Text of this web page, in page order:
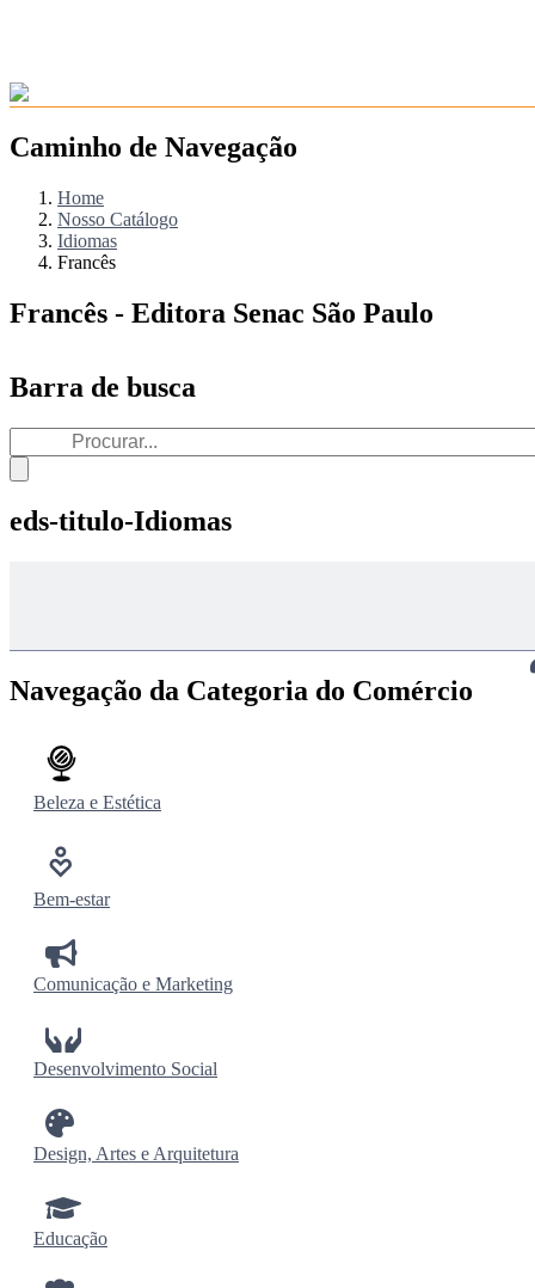
Caminho de Navegação
Home
Nosso Catálogo
Idiomas
Francês
Francês - Editora Senac São Paulo
Barra de busca
eds-titulo-Idiomas
Navegação da Categoria do Comércio
Beleza e Estética
Bem-estar
Comunicação e Marketing
Desenvolvimento Social
Design, Artes e Arquitetura
Educação